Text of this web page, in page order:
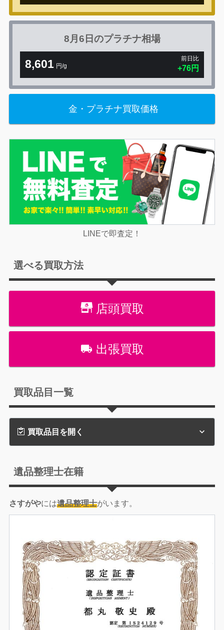
8月6日のプラチナ相場
8,601 円/g
前日比
+76円
金・プラチナ買取価格
LINEで即査定！
選べる買取方法
店頭買取
出張買取
買取品目一覧
買取品目を開く
遺品整理士在籍
さすがやには遺品整理士がいます。